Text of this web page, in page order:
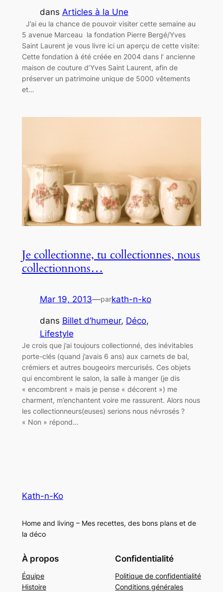
dans Articles à la Une
J’ai eu la chance de pouvoir visiter cette semaine au
5 avenue Marceau la fondation Pierre Bergé/Yves
Saint Laurent je vous livre ici un aperçu de cette visite:
Cette fondation à été créée en 2004 dans l’ ancienne
maison de couture d’Yves Saint Laurent, afin de
préserver un patrimoine unique de 5000 vêtements
et…
Je collectionne, tu collectionnes, nous
collectionnons…
Mar 19, 2013—parkath-n-ko
dans Billet d’humeur, Déco
Lifestyle
Je crois que j’ai toujours collectionné, des inévitables
porte-clés (quand j’avais 6 ans) aux carnets de bal,
crémiers et autres bougeoirs mercurisés. Ces objets
qui encombrent le salon, la salle à manger (je dis
« encombrent » mais je pense « décorent ») me
charment, m’enchantent voire me rassurent. Alors nous
les collectionneurs(euses) serions nous névrosés ?
« Non » répond…
Kath-n-Ko
Home and living – Mes recettes, des bons plans et de
la déco
À propos
Équipe
Histoire
Confidentialité
Politique de confidentialité
Conditions générales